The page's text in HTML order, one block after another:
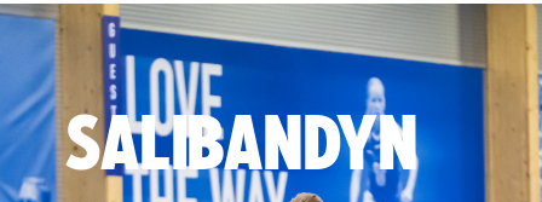
SALIBANDYN